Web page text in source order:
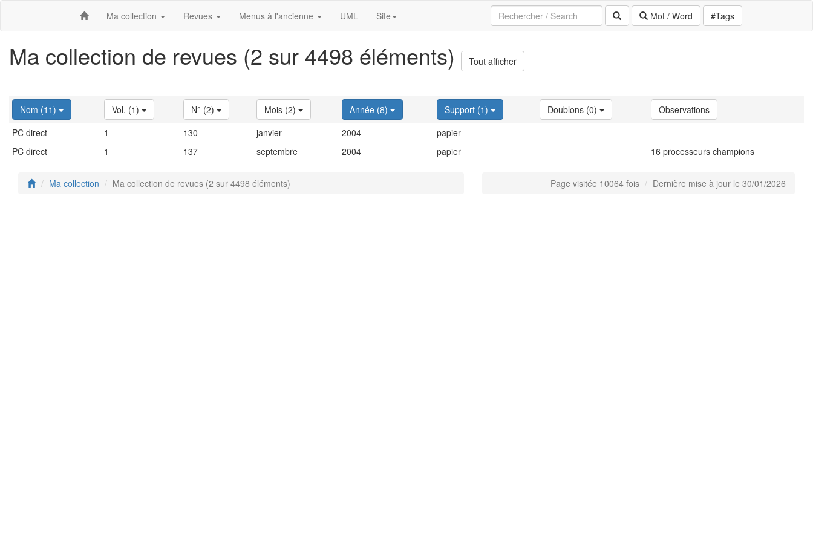
Ma collection Revues Menus à l'ancienne UML Site Mot / Word #Tags
Ma collection de revues (2 sur 4498 éléments) Tout afficher
Nom (11) Vol. (1) N° (2) Mois (2) Année (8) Support (1) Doublons (0)
Observations
PC direct
1 130 janvier 2004
papier
PC direct
1 137 septembre 2004 papier 16 processeurs champions
Ma collection Ma collection de revues (2 sur 4498 éléments) Page visitée 10064 fois Dernière mise à jour le 30/01/2026